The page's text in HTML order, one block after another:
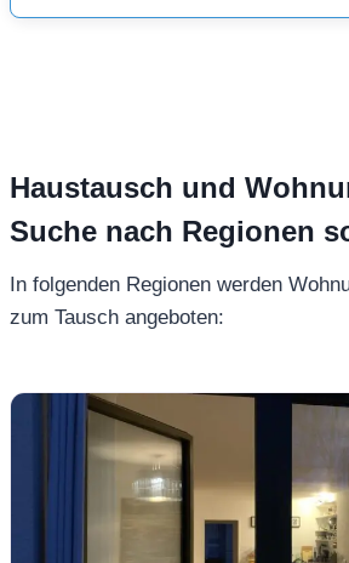
Haustausch und
Suche nach Regionen
In folgenden Regionen werden
zum Tausch angeboten: